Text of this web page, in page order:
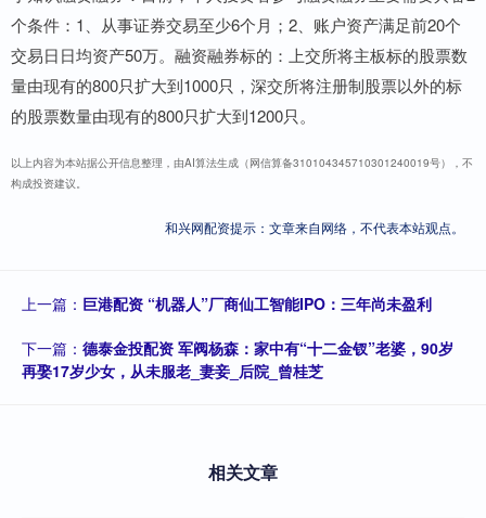
个条件：1、从事证券交易至少6个月；2、账户资产满足前20个
交易日日均资产50万。融资融券标的：上交所将主板标的股票数
量由现有的800只扩大到1000只，深交所将注册制股票以外的标
的股票数量由现有的800只扩大到1200只。
以上内容为本站据公开信息整理，由AI算法生成（网信算备310104345710301240019号），不
构成投资建议。
和兴网配资提示：文章来自网络，不代表本站观点。
上一篇： 巨港配资 “机器人”厂商仙工智能IPO：三年尚未盈利
下一篇： 德泰金投配资 军阀杨森：家中有“十二金钗”老婆，90岁
再娶17岁少女，从未服老_妻妾_后院_曾桂芝
相关文章